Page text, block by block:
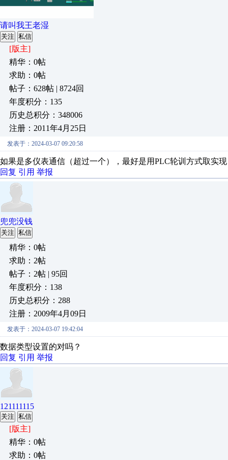
请叫我王老湿
关注 私信
[版主]
精华：0帖
求助：0帖
帖子：628帖 | 8724回
年度积分：135
历史总积分：348006
注册：2011年4月25日
发表于：2024-03-07 09:20:58
如果是多仪表通信（超过一个），最好是用PLC轮训方式取实现
回复 引用 举报
兜兜没钱
关注 私信
精华：0帖
求助：2帖
帖子：2帖 | 95回
年度积分：138
历史总积分：288
注册：2009年4月09日
发表于：2024-03-07 19:42:04
数据类型设置的对吗？
回复 引用 举报
121111115
关注 私信
[版主]
精华：0帖
求助：0帖